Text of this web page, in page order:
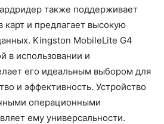
также поддерживает
и предлагает высокую
Kingston MobileLite G4
в использовании и
его идеальным выбором для
и эффективность. Устройство
операционными
ему универсальности.